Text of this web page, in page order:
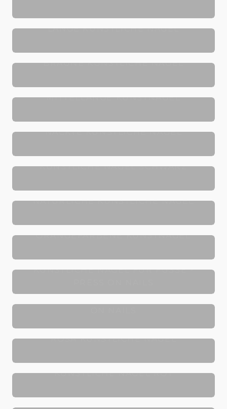
LANGE KÜNSTLICHE NÄGEL
BRAUNE KÜNSTLICHE NÄGEL
MITTELLANGE KUNSTNÄGEL
NACKTE KÜNSTLICHE NÄGEL
KÜNSTLICHE NÄGEL SCHWARZ
NATÜRLICHE KÜNSTLICHE NÄGEL
ORANGEFARBENE KUNSTNÄGEL
KÜNSTLICHE NÄGEL FÜR FÜSSE - P
ROSA KÜNSTLICHE NÄGEL
KÜNSTLICHE NÄGEL ROT